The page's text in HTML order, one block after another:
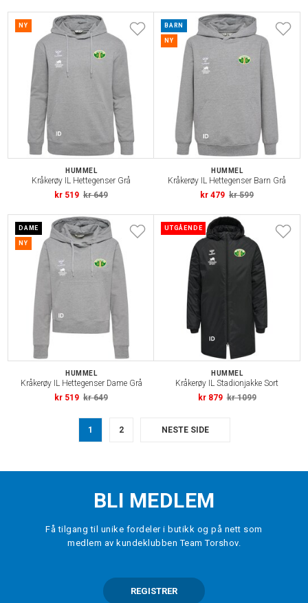
NY
HUMMEL
Kråkerøy IL Hettegenser Grå
kr 519 kr 649
BARN
NY
HUMMEL
Kråkerøy IL Hettegenser Barn Grå
kr 479 kr 599
DAME
NY
HUMMEL
Kråkerøy IL Hettegenser Dame Grå
kr 519 kr 649
UTGÅENDE
HUMMEL
Kråkerøy IL Stadionjakke Sort
kr 879 kr 1099
1 2 NESTE SIDE
BLI MEDLEM
Få tilgang til unike fordeler i butikk og på nett som
medlem av kundeklubben Team Torshov.
REGISTRER